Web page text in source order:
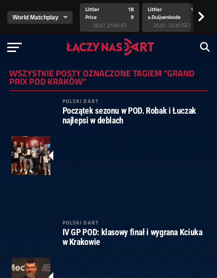
Littler
Price
18
9
26.07, 21:05 (F)
Littler
v.Duijvenbode
17
25.07, 22:35 (SF)
>
WSZYSTKIE POSTY OZNACZONE TAGIEM "GRAND
PRIX POD KRAKÓW"
POLSKI DART
Początek sezonu w POD. Robak i Łuczak
najlepsi w deblach
POLSKI DART
IV GP POD: klasowy finał i wygrana Kciuka
w Krakowie